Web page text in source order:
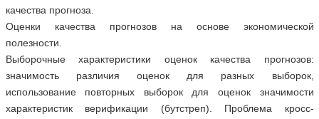
качества прогноза.
Оценки качества прогнозов на основе экономической
полезности.
Выборочные характеристики оценок качества прогнозов:
значимость различия оценок для разных выборок,
использование повторных выборок для оценок значимости
характеристик верификации (бутстреп). Проблема кросс-